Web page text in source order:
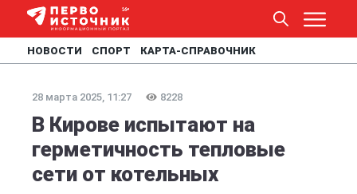
НОВОСТИ СПОРТ КАРТА-СПРАВОЧНИК
28 марта 2025, 11:27 8228
В Кирове испытают на
герметичность тепловые
сети от котельных